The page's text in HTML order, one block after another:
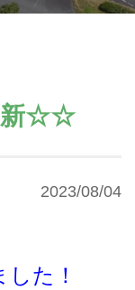
新☆☆
2023/08/04
た！